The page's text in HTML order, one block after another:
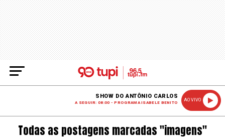
SHOW DO ANTÔNIO CARLOS
A SEGUIR: 08:00 - PROGRAMA ISABELE BENITO
AO VIVO
Todas as postagens marcadas "imagens"